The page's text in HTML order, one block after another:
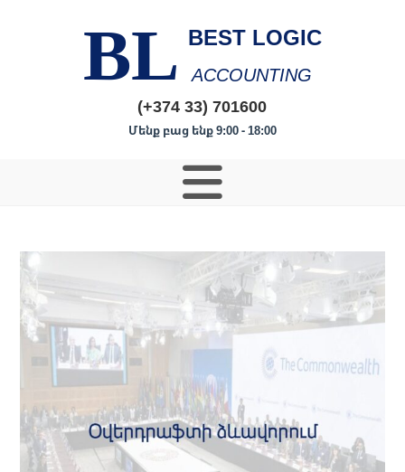
BL BEST LOGIC
ACCOUNTING
(+374 33) 701600
Մենք բաց ենք 9:00 - 18:00